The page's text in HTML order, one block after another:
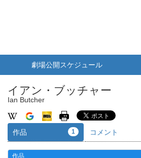
劇場公開スケジュール
イアン・ブッチャー
Ian Butcher
作品 1 コメント
作品